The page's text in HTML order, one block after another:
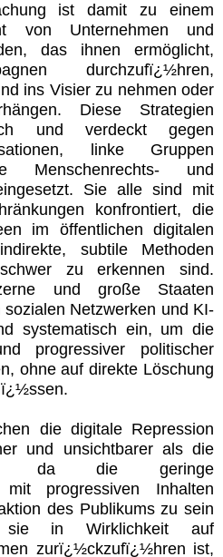
ist damit zu einem
von Unternehmen und
das ihnen ermöglicht,
durchzufï¿½hren,
ins Visier zu nehmen oder
Diese Strategien
und verdeckt gegen
linke Gruppen
Menschenrechts- und
Sie alle sind mit
konfrontiert, die
im öffentlichen digitalen
subtile Methoden
zu erkennen sind.
und große Staaten
Netzwerken und KI-
systematisch ein, um die
progressiver politischer
ohne auf direkte Löschung
die digitale Repression
und unsichtbarer als die
da die geringe
mit progressiven Inhalten
des Publikums zu sein
sie in Wirklichkeit auf
zurï¿½ckzufï¿½hren ist,